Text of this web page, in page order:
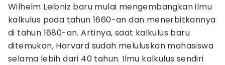
Wilhelm Leibniz baru mulai mengembangkan ilmu
kalkulus pada tahun 1660-an dan menerbitkannya
di tahun 1680-an. Artinya, saat kalkulus baru
ditemukan, Harvard sudah meluluskan mahasiswa
selama lebih dari 40 tahun. Ilmu kalkulus sendiri